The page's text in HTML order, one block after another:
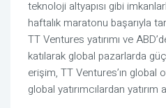
teknoloji altyapısı gibi
haftalık maratonu başarıyla
TT Ventures yatırımı ve
katılarak global pazarlarda
erişim, TT Ventures’ın global
global yatırımcılardan yatırım